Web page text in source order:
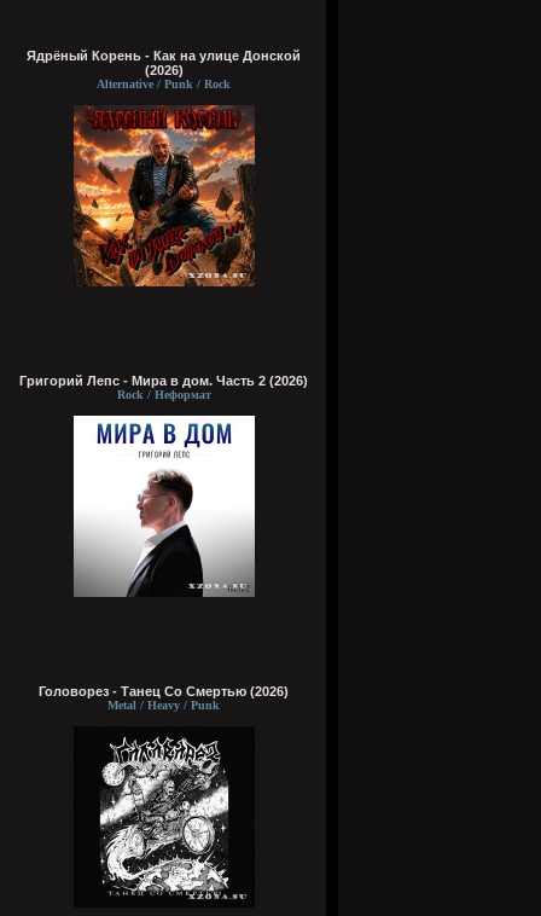
Ядрёный Корень - Как на улице Донской
(2026)
Alternative / Punk / Rock
Григорий Лепс - Мира в дом. Часть 2 (2026)
Rock / Неформат
Головорез - Tанец Со Смертью (2026)
Metal / Heavy / Punk